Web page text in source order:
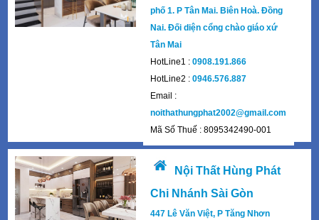
phố 1. P Tân Mai. Biên Hoà. Đồng
Nai. Đối diện cổng chào giáo xứ
Tân Mai
HotLine1 :0908.191.866
HotLine2 :0946.576.887
Email :
noithathungphat2002@gmail.com
Mã Số Thuế : 8095342490-001
Nội Thất Hùng Phát
Chi Nhánh Sài Gòn
447 Lê Văn Việt, P Tăng Nhơn